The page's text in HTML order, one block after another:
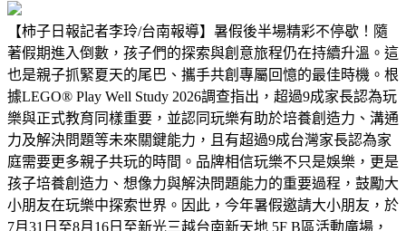
【柿子日報記者李玲/台南報導】暑假後半場精彩不停歇！隨
著假期進入倒數，孩子們的探索與創意旅程仍在持續升溫。這
也是親子抓緊夏天的尾巴、攜手共創專屬回憶的最佳時機。根
據LEGO® Play Well Study 2026調查指出，超過9成家長認為玩
樂與正式教育同樣重要，並認同玩樂有助於培養創造力、溝通
力及解決問題等未來關鍵能力，且有超過9成台灣家長認為家
庭需要更多親子共玩的時間。品牌相信玩樂不只是娛樂，更是
孩子培養創造力、想像力與解決問題能力的重要過程，鼓勵大
小朋友在玩樂中探索世界。因此，今年暑假邀請大小朋友，於
7月31日至8月16日至新光三越台南新天地 5F B區活動廣場，